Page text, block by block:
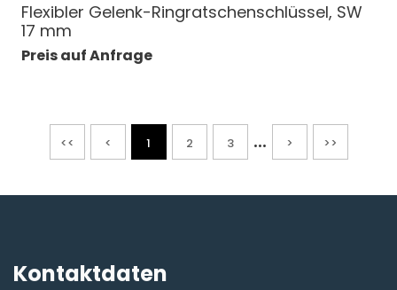
Flexibler Gelenk-Ringratschenschlüssel, SW
17 mm
Preis auf Anfrage
<< < 1 2 3 ... > >>
Kontaktdaten